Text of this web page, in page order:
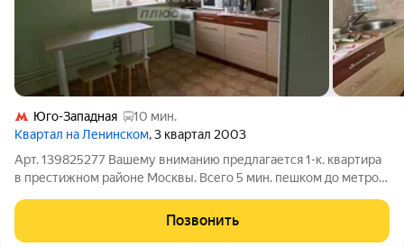
Юго-Западная
10 мин.
Квартал на Ленинском, 3 квартал 2003
Арт. 139825277 Вашему вниманию предлагается 1-к. квартира
в престижном районе Москвы. Всего 5 мин. пешком до метро.
КВАРТИРЕ Общая площадь 34,9 кв. м Комната 17,9 кв. м Кухня
8,9 кв. м
Позвонить